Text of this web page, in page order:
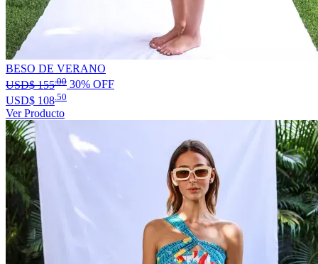
BESO DE VERANO
USD$155.00 30% OFF
USD$ 108 .50
Ver Producto